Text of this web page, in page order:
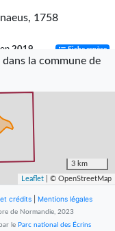
1758
2019 Fiche espèce
1758
en 2019
noire
1758)
la commune de
3 km
Leaflet | © OpenStreetMap
crédits Mentions légales
de Normandie, 2023
le Parc national des Écrins